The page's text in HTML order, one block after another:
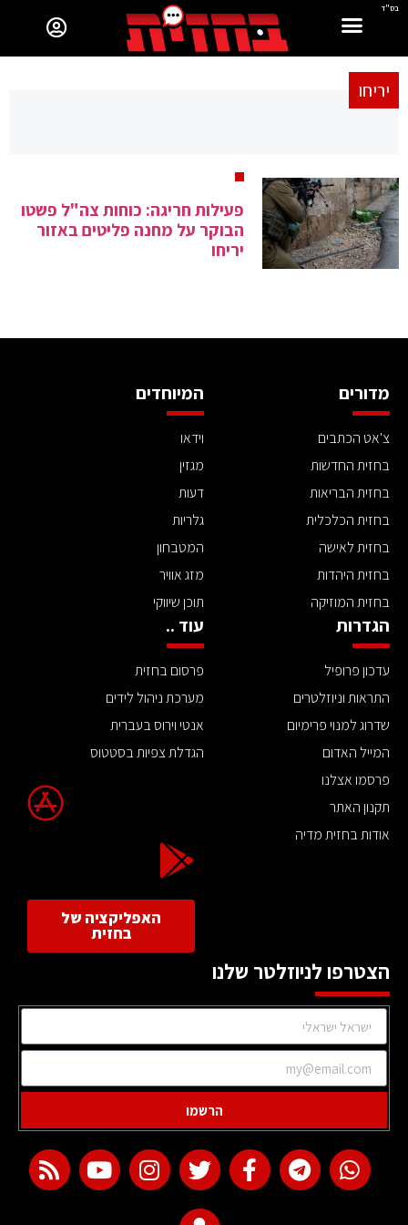
בס"ד
יריחו
פעילות חריגה: כוחות צה"ל פשטו
הבוקר על מחנה פליטים באזור
יריחו
מדורים
צ'אט הכתבים
בחזית החדשות
בחזית הבריאות
בחזית הכלכלית
בחזית לאישה
בחזית היהדות
בחזית המוזיקה
המיוחדים
וידאו
מגזין
דעות
גלריות
המטבחון
מזג אוויר
תוכן שיווקי
הגדרות
עדכון פרופיל
התראות וניוזלטרים
שדרוג למנוי פרימיום
המייל האדום
פרסמו אצלנו
תקנון האתר
אודות בחזית מדיה
עוד ..
פרסום בחזית
מערכת ניהול לידים
אנטי וירוס בעברית
הגדלת צפיות בסטטוס
האפליקציה של
בחזית
הצטרפו לניוזלטר שלנו
הרשמו